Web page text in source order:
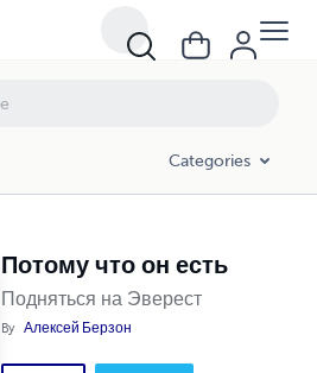
Categories
Потому что он есть
Подняться на Эверест
By Алексей Берзон